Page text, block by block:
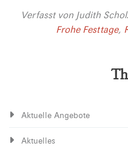
Verfasst von Judith
Frohe Festtage,
Aktuelle Angebote
Aktuelles